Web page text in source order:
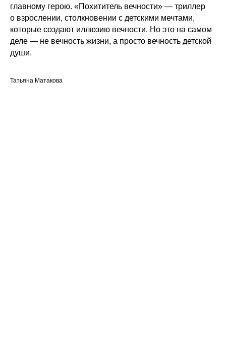
главному герою. «Похититель вечности» — триллер
о взрослении, столкновении с детскими мечтами,
которые создают иллюзию вечности. Но это на самом
деле — не вечность жизни, а просто вечность детской
души.
Татьяна Матакова